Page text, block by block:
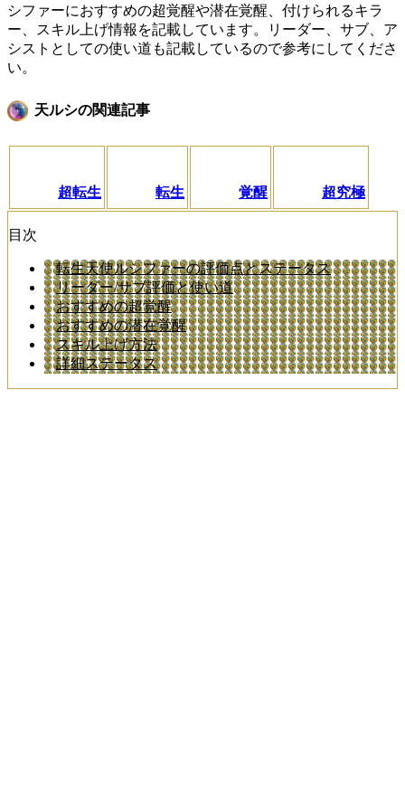
シファーにおすすめの超覚醒や潜在覚醒、付けられるキラ
ー、スキル上げ情報を記載しています。リーダー、サブ、ア
シストとしての使い道も記載しているので参考にしてくださ
い。
天ルシの関連記事
超転生 転生 覚醒 超究極
目次
転生天使ルシファーの評価点とステータス
リーダー/サブ評価と使い道
おすすめの超覚醒
おすすめの潜在覚醒
スキル上げ方法
詳細ステータス